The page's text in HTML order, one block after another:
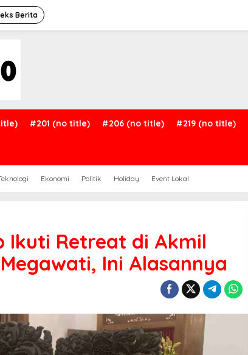
Berita
#201 (no title) #206 (no title) #219 (no title)
Ekonomi Politik Holiday Event Lokal
Ikuti Retreat di Akmil
Ini Alasannya